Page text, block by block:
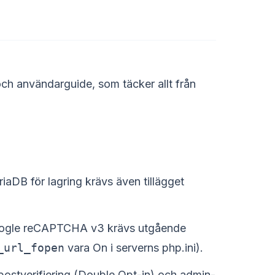
användarguide, som täcker allt från
för lagring krävs även tillägget
reCAPTCHA v3 krävs utgående
vara On i serverns php.ini).